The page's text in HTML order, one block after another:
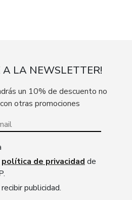
A LA NEWSLETTER!
un 10% de descuento no
otras promociones
política de privacidad de
publicidad.